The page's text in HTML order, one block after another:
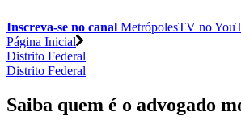
Inscreva-se no canal MetrópolesTV no
Página Inicial
Distrito Federal
Distrito Federal
Saiba quem é o advogado